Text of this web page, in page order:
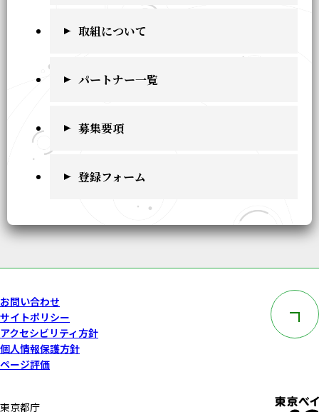
取組について
パートナー一覧
募集要項
登録フォーム
お問い合わせ
サイトポリシー
アクセシビリティ方針
個人情報保護方針
ページ評価
このペー
東京都庁